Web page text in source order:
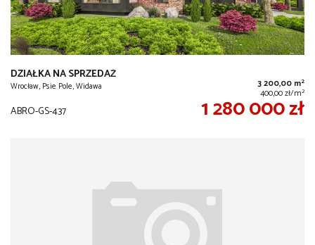
DZIAŁKA NA SPRZEDAŻ
Wrocław, Psie Pole, Widawa 3 200,00 m2
400,00 zł/m2
ABRO-GS-437 1 280 000 zł